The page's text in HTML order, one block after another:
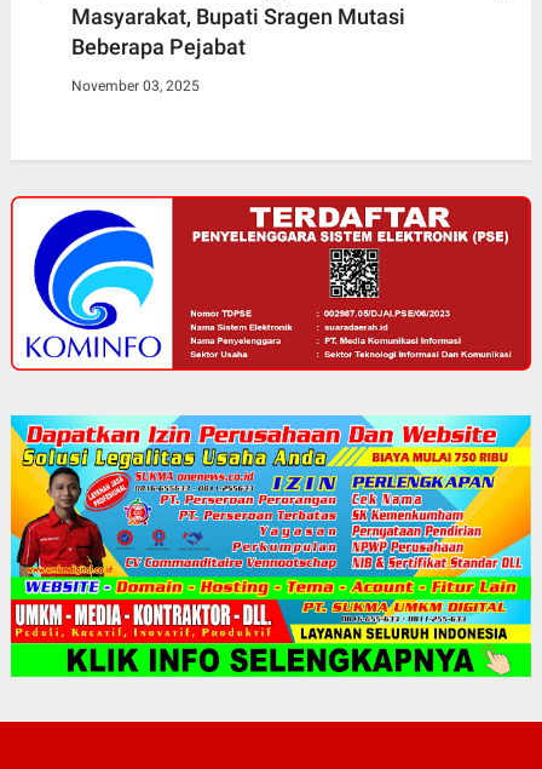
Masyarakat, Bupati Sragen Mutasi
Beberapa Pejabat
November 03, 2025